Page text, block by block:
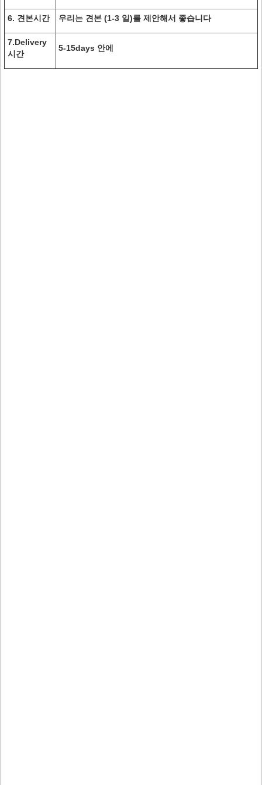
6. 견본시간 우리는 견본 (1-3 일)를 제안해서 좋습니다
7.Delivery
시간
5-15days 안에